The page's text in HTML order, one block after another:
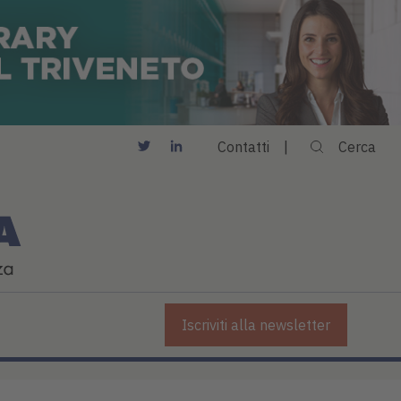
Contatti Cerca
Iscriviti alla newsletter